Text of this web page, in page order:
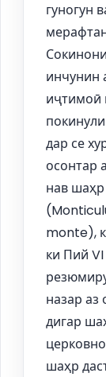
гуногун
инчунин
иҷтимоӣ
дар се
осонтар
нав
monte),
ки Пий
назар аз
дигар
шаҳр